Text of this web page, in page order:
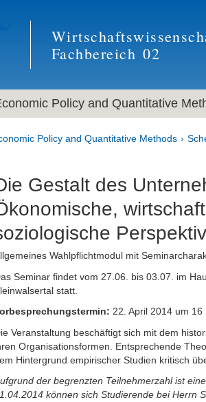
Fachbereich 02
Policy and Quantitative
Policy and Quantitative Methods
Gestalt des
Wahlpflichtmodul mit
Seminar findet vom 27.06. bis 03.07. im
statt.
22. April 2014 um 16
Veranstaltung beschäftigt sich mit dem
Organisationsformen. Entsprechende
Hintergrund empirischer Studien kritisch
der begrenzten Teilnehmerzahl ist
können sich Studierende bei Herrn